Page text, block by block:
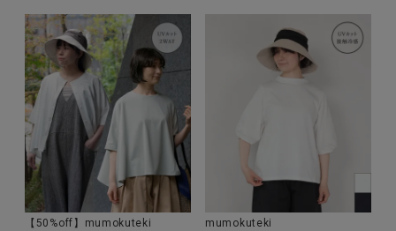
【50%off】mumokuteki
mumokuteki